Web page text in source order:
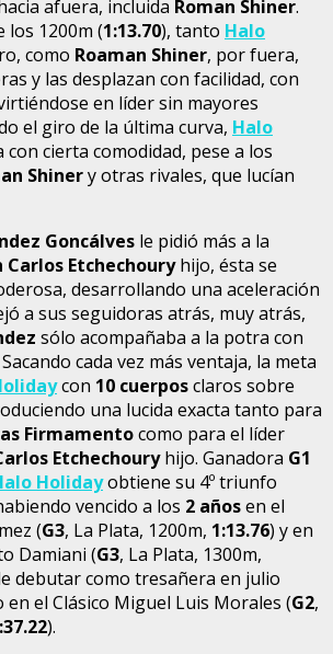
afuera, incluida Roman Shiner.
los 1200m (1:13.70), tanto Halo
como Roaman Shiner, por fuera,
y las desplazan con facilidad, con
en líder sin mayores
el giro de la última curva, Halo
cierta comodidad, pese a los
Shinery otras rivales, que lucían
Goncálves le pidió más a la
Carlos Etchechouryhijo, ésta se
desarrollando una aceleración
a sus seguidoras atrás, muy atrás,
sólo acompañaba a la potra con
cada vez más ventaja, la meta
con 10 cuerposclaros sobre
una lucida exacta tanto para
Firmamentocomo para el líder
Etchechouryhijo. Ganadora G1
Holidayobtiene su 4º triunfo
vencido a los 2 añosen el
(G3, La Plata, 1200m, 1:13.76) y en
Damiani (G3, La Plata, 1300m,
debutar como tresañera en julio
el Clásico Miguel Luis Morales (G2,
).